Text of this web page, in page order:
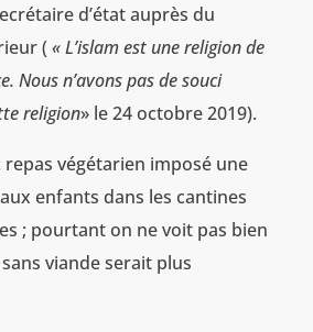
d’état auprès du
(« L’islam est une religion de
Nous n’avons pas de souci
religion» le 24 octobre 2019).
végétarien imposé une
enfants dans les cantines
; pourtant on ne voit pas bien
viande serait plus